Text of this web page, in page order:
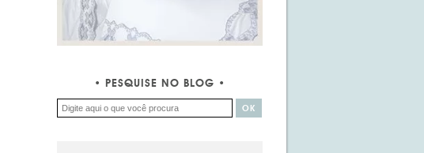
PESQUISE NO BLOG